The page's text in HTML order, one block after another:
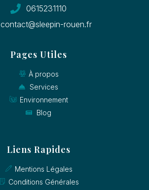
0615231110
contact@sleepin-rouen.fr
Pages Utiles
À propos
Services
Environnement
Blog
Liens Rapides
Mentions Légales
Conditions Générales